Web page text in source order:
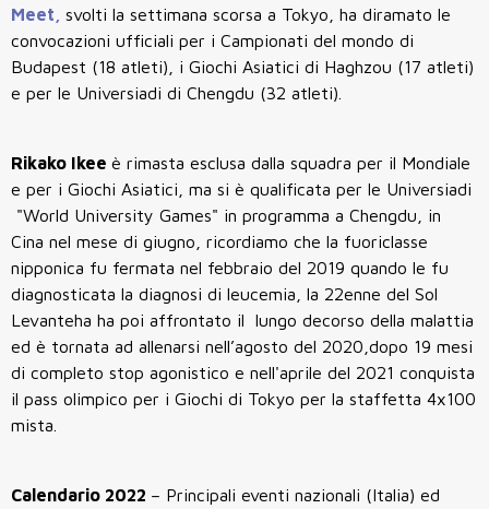
Meet, svolti la settimana scorsa a Tokyo, ha diramato le
convocazioni ufficiali per i Campionati del mondo di
Budapest (18 atleti), i Giochi Asiatici di Haghzou (17 atleti)
e per le Universiadi di Chengdu (32 atleti).
Rikako Ikee è rimasta esclusa dalla squadra per il Mondiale
e per i Giochi Asiatici, ma si è qualificata per le Universiadi
"World University Games" in programma a Chengdu, in
Cina nel mese di giugno, ricordiamo che la fuoriclasse
nipponica fu fermata nel febbraio del 2019 quando le fu
diagnosticata la diagnosi di leucemia, la 22enne del Sol
Levanteha ha poi affrontato il lungo decorso della malattia
ed è tornata ad allenarsi nell’agosto del 2020,dopo 19 mesi
di completo stop agonistico e nell'aprile del 2021 conquista
il pass olimpico per i Giochi di Tokyo per la staffetta 4x100
mista.
Calendario 2022 – Principali eventi nazionali (Italia) ed